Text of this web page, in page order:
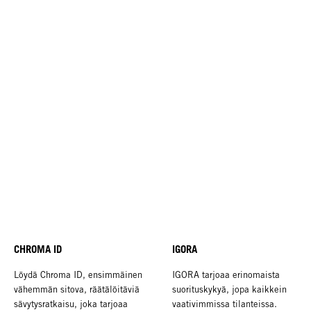
CHROMA ID
Löydä Chroma ID, ensimmäinen
vähemmän sitova, räätälöitäviä
sävytysratkaisu, joka tarjoaa
IGORA
IGORA tarjoaa erinomaista
suorituskykyä, jopa kaikkein
vaativimmissa tilanteissa.